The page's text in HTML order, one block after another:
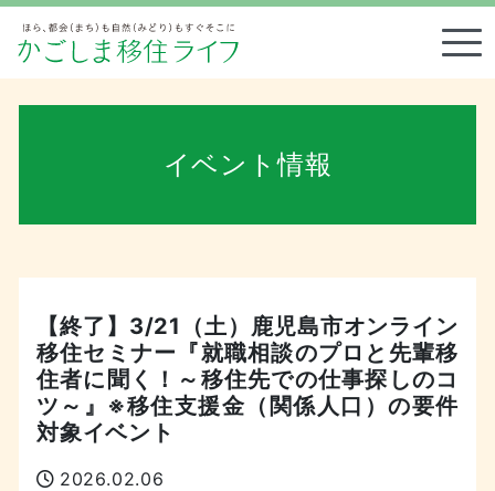
イベント情報
【終了】3/21（土）鹿児島市オンライン
移住セミナー『就職相談のプロと先輩移
住者に聞く！～移住先での仕事探しのコ
ツ～』※移住支援金（関係人口）の要件
対象イベント
2026.02.06